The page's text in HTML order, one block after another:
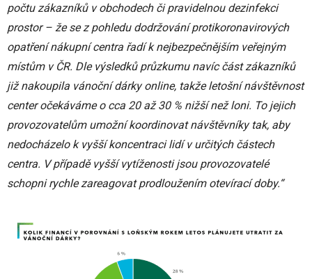
počtu zákazníků v obchodech či pravidelnou dezinfekci
prostor – že se z pohledu dodržování protikoronavirových
opatření nákupní centra řadí k nejbezpečnějším veřejným
místům v ČR. Dle výsledků průzkumu navíc část zákazníků
již nakoupila vánoční dárky online, takže letošní návštěvnost
center očekáváme o cca 20 až 30 % nižší než loni. To jejich
provozovatelům umožní koordinovat návštěvníky tak, aby
nedocházelo k vyšší koncentraci lidí v určitých částech
centra. V případě vyšší vytíženosti jsou provozovatelé
schopni rychle zareagovat prodloužením otevírací doby.“